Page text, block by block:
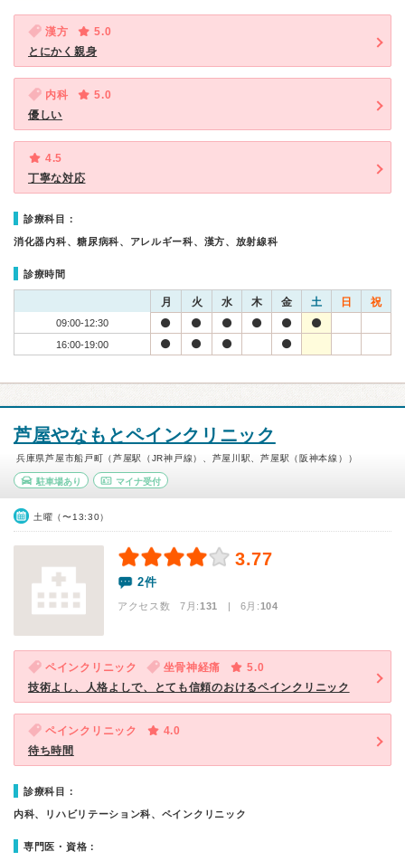
漢方
5.0
とにかく親身
内科
5.0
優しい
4.5
丁寧な対応
診療科目：
消化器内科、糖尿病科、アレルギー科、漢方、放射線科
診療時間
月 火 水 木 金 土 日 祝
09:00-12:30
16:00-19:00
芦屋やなもとペインクリニック
兵庫県芦屋市船戸町（芦屋駅（JR神戸線）、芦屋川駅、芦屋駅（阪神本線））
駐車場あり マイナ受付
土曜（〜13:30）
3.77
2件
アクセス数 7月:131 | 6月:104
ペインクリニック 坐骨神経痛
5.0
技術よし、人格よしで、とても信頼のおけるペインクリニック
ペインクリニック
4.0
待ち時間
診療科目：
内科、リハビリテーション科、ペインクリニック
専門医・資格：